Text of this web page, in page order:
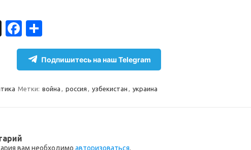
X
Fa
c
e
o
т
п
а
т
Подпишитесь на наш Telegram
Метки: война , россия , узбекистан , украина
вам необходимо авторизоваться.